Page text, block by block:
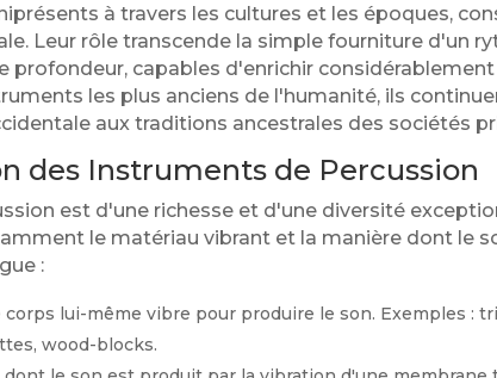
à travers les cultures et les époques,
Leur rôle transcende la simple fourniture d'un
profondeur, capables d'enrichir
les plus anciens de l'humanité, ils
aux traditions ancestrales des sociétés
des Instruments de Percussion
est d'une richesse et d'une diversité
le matériau vibrant et la manière dont le
:
lui-même vibre pour produire le son. Exemples :
wood-blocks.